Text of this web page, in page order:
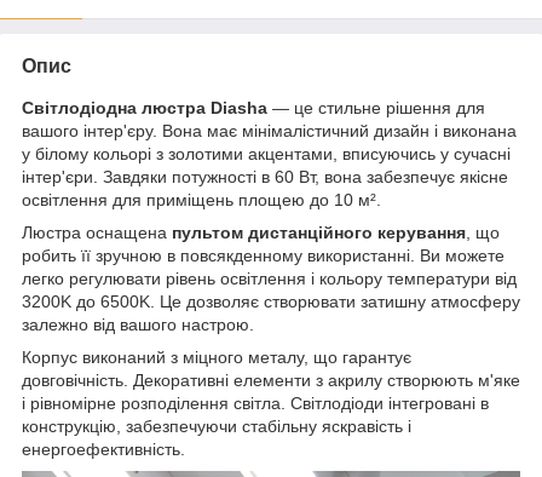
Опис
Світлодіодна люстра Diasha — це стильне рішення для
вашого інтер'єру. Вона має мінімалістичний дизайн і виконана
у білому кольорі з золотими акцентами, вписуючись у сучасні
інтер'єри. Завдяки потужності в 60 Вт, вона забезпечує якісне
освітлення для приміщень площею до 10 м².
Люстра оснащена пультом дистанційного керування , що
робить її зручною в повсякденному використанні. Ви можете
легко регулювати рівень освітлення і кольору температури від
3200K до 6500K. Це дозволяє створювати затишну атмосферу
залежно від вашого настрою.
Корпус виконаний з міцного металу, що гарантує
довговічність. Декоративні елементи з акрилу створюють м'яке
і рівномірне розподілення світла. Світлодіоди інтегровані в
конструкцію, забезпечуючи стабільну яскравість і
енергоефективність.